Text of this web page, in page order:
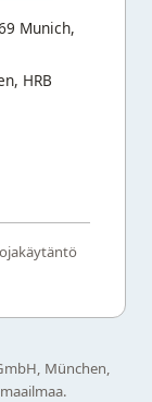
Munich,
HRB
München,